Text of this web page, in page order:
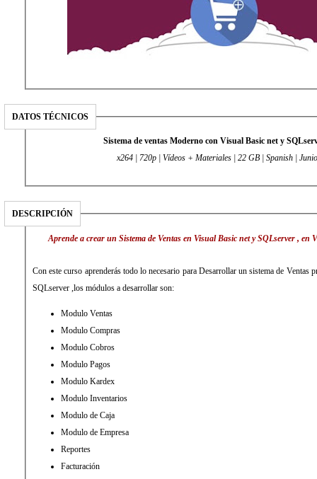
DATOS TÉCNICOS
Sistema de ventas Moderno con Visual Basic net y
x264 | 720p | Vídeos + Materiales | 22 GB | Spanish |
DESCRIPCIÓN
Aprende a crear un Sistema de Ventas en Visual Basic net y SQLserver , en
Con este curso aprenderás todo lo necesario para Desarrollar un sistema de Ventas
SQLserver ,los módulos a desarrollar son:
Modulo Ventas
Modulo Compras
Modulo Cobros
Modulo Pagos
Modulo Kardex
Modulo Inventarios
Modulo de Caja
Modulo de Empresa
Reportes
Facturación